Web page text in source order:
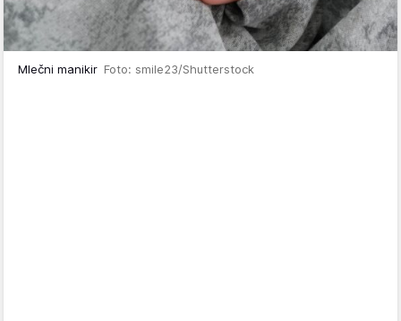
Mlečni manikir Foto: smile23/Shutterstock